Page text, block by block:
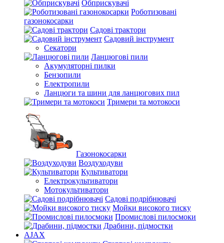
Обприскувачі
Роботизовані
газонокосарки
Садові трактори
Садовий інструмент
Секатори
Ланцюгові пили
Акумуляторні пилки
Бензопили
Електропили
Ланцюги та шини для ланцюгових пил
Тримери та мотокоси
Газонокосарки
Воздуходуви
Культиватори
Електрокультиватори
Мотокультиватори
Садові подрібнювачі
Мойки високого тиску
Промислові пилосмоки
Драбини, підмостки
AJAX